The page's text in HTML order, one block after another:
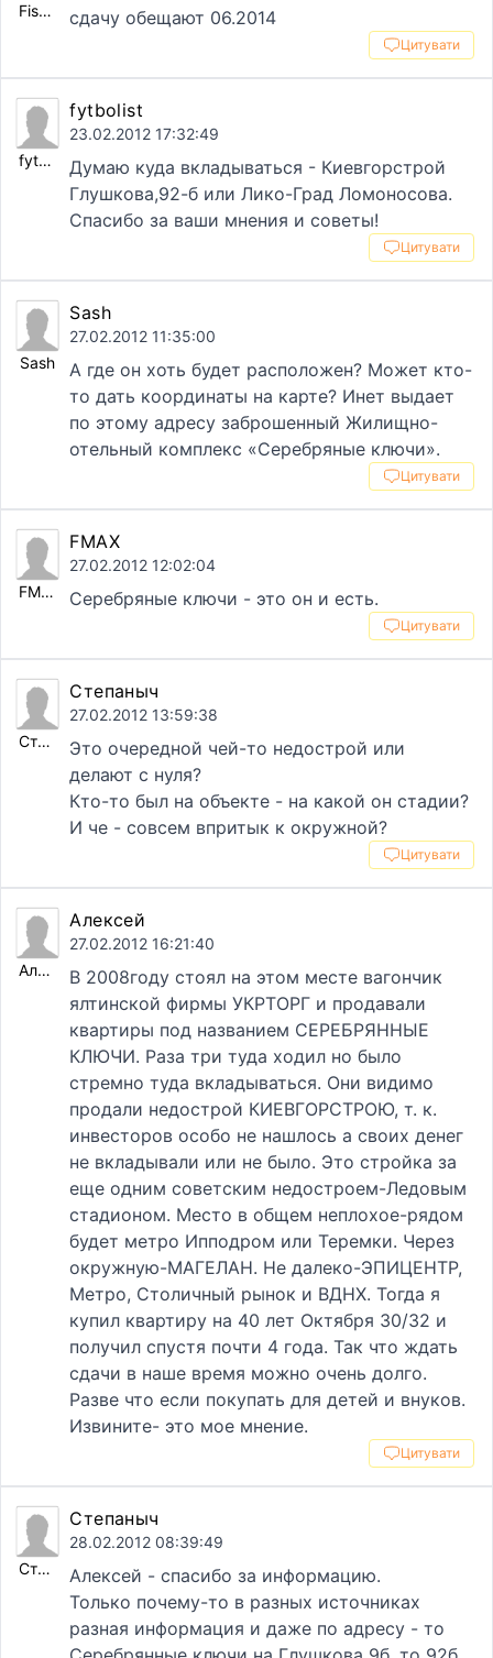
Fisher сдачу обещают 06.2014
Цитувати
fytbolist
fytbolist
23.02.2012 17:32:49
Думаю куда вкладываться - Киевгорстрой
Глушкова,92-б или Лико-Град Ломоносова.
Спасибо за ваши мнения и советы!
Цитувати
Sash
Sash
27.02.2012 11:35:00
А где он хоть будет расположен? Может кто-
то дать координаты на карте? Инет выдает
по этому адресу заброшенный Жилищно-
отельный комплекс «Серебряные ключи».
Цитувати
FMAX
FMAX
27.02.2012 12:02:04
Серебряные ключи - это он и есть.
Цитувати
Степаныч
Степаныч
27.02.2012 13:59:38
Это очередной чей-то недострой или
делают с нуля?
Кто-то был на объекте - на какой он стадии?
И че - совсем впритык к окружной?
Цитувати
Алексей
Алексей
27.02.2012 16:21:40
В 2008году стоял на этом месте вагончик
ялтинской фирмы УКРТОРГ и продавали
квартиры под названием СЕРЕБРЯННЫЕ
КЛЮЧИ. Раза три туда ходил но было
стремно туда вкладываться. Они видимо
продали недострой КИЕВГОРСТРОЮ, т. к.
инвесторов особо не нашлось а своих денег
не вкладывали или не было. Это стройка за
еще одним советским недостроем-Ледовым
стадионом. Место в общем неплохое-рядом
будет метро Ипподром или Теремки. Через
окружную-МАГЕЛАН. Не далеко-ЭПИЦЕНТР,
Метро, Столичный рынок и ВДНХ. Тогда я
купил квартиру на 40 лет Октября 30/32 и
получил спустя почти 4 года. Так что ждать
сдачи в наше время можно очень долго.
Разве что если покупать для детей и внуков.
Извините- это мое мнение.
Цитувати
Степаныч
Степаныч
28.02.2012 08:39:49
Алексей - спасибо за информацию.
Только почему-то в разных источниках
разная информация и даже по адресу - то